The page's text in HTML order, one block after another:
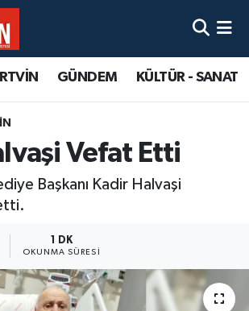
GÜNDEM KÜLTÜR - SANAT
Vefat Etti
Başkanı Kadir Halvaşi
1 DK
OKUNMA SÜRESI